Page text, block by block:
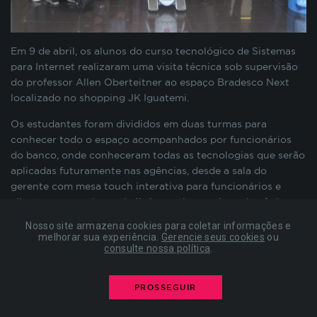
Nosso site armazena cookies para coletar informações e
melhorar sua experiência. Gerencie seus cookies ou
consulte nossa política
PROSSEGUIR
Em 9 de abril, os alunos do curso tecnológico de Sistemas
para Internet realizaram uma visita técnica sob supervisão
do professor Allen Oberteitner ao espaço Bradesco Next
localizado no shopping JK Iguatemi.
Os estudantes foram divididos em duas turmas para
conhecer todo o espaço acompanhados por funcionários
do banco, onde conheceram todas as tecnologias que serão
aplicadas futuramente nas agências, desde a sala do
gerente com mesa touch interativa para funcionários e
clientes, passando a painéis interativos, caixas eletrônicos
Ao final, os alunos foram apresentados a uma nova
para celular que já está sendo implementada pelo banco: o
cliente não precisa mais ir a uma agência física para
preenchimento de formulários, contagem de
visitas para a medição de performance de
possibilidade de identificação pessoal. Ao
configurar seu navegador para bloquear esses
cookies, algumas partes do site podem não
funcionar.
COOKIES DE PUBLICIDADE
Estes cookies são estabelecidos por nossos
compor um perfil sobre seus interesses e, a partir
disso, mostrar anúncios relevantes para você em
outros sites. As informações armazenadas são